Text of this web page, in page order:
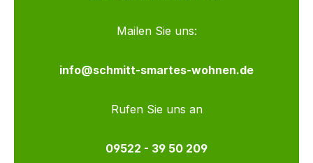
Mailen Sie uns:
info@schmitt-smartes-wohnen.de
Rufen Sie uns an
09522 - 39 50 209